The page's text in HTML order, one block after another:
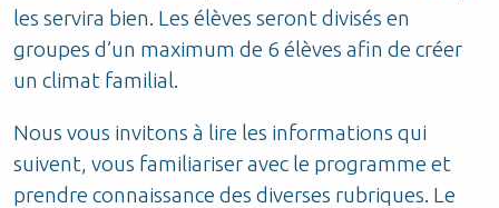
les servira bien. Les élèves seront divisés en
groupes d’un maximum de 6 élèves afin de créer
un climat familial.
Nous vous invitons à lire les informations qui
suivent, vous familiariser avec le programme et
prendre connaissance des diverses rubriques. Le